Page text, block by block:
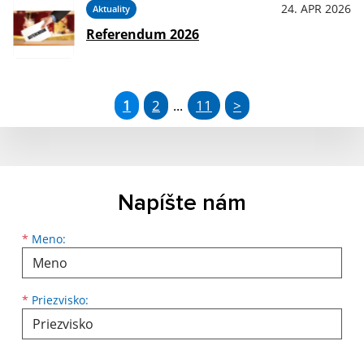
Aktuality 24. APR 2026
Referendum 2026
1 2 ... 11 >
Napíšte nám
* Meno:
* Priezvisko: